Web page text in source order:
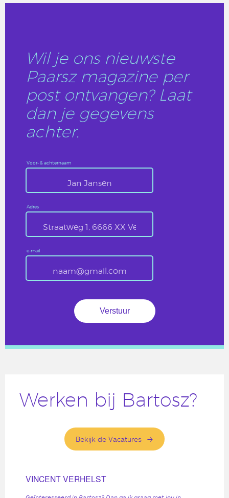
Wil je ons nieuwste
Paarsz magazine per
post ontvangen? Laat
dan je gegevens
achter.
Voor- & achternaam
Adres
e-mail
Werken bij Bartosz?
Bekijk de Vacatures
VINCENT VERHELST